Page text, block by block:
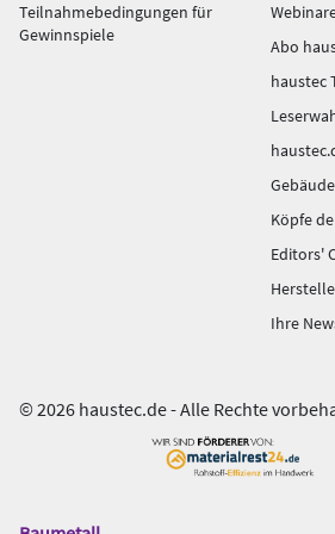
Teilnahmebedingungen für
Gewinnspiele
Abo
haustec
Köpfe
Editors'
Ihre
© 2026 haustec.de - Alle Rechte